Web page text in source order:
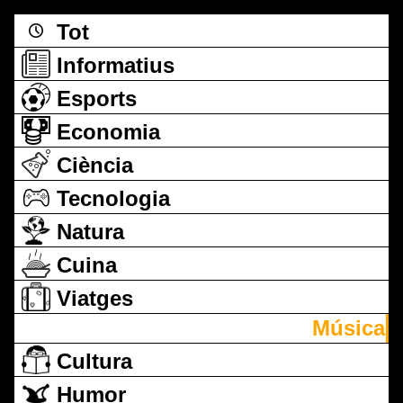
Tot
Informatius
Esports
Economia
Ciència
Tecnologia
Natura
Cuina
Viatges
Música
Cultura
Humor